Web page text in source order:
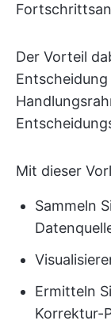
Der Vorteil
Mit dieser
Sammeln
Ermitteln
Korrektur-